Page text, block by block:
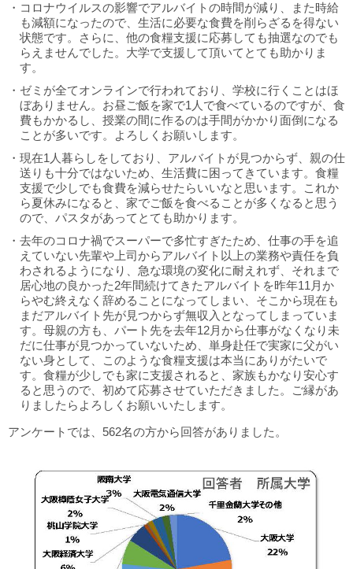
・コロナウイルスの影響でアルバイトの時間が減り、また時給
も減額になったので、生活に必要な食費を削らざるを得ない
状態です。さらに、他の食糧支援に応募しても抽選なのでも
らえませんでした。大学で支援して頂いてとても助かりま
す。
・ゼミが全てオンラインで行われており、学校に行くことはほ
ぼありません。お昼ご飯を家で1人で食べているのですが、食
費もかかるし、授業の間に作るのは手間がかかり面倒になる
ことが多いです。よろしくお願いします。
・現在1人暮らしをしており、アルバイトが見つからず、親の仕
送りも十分ではないため、生活費に困ってきています。食糧
支援で少しでも食費を減らせたらいいなと思います。これか
ら夏休みになると、家でご飯を食べることが多くなると思う
ので、パスタがあってとても助かります。
・去年のコロナ禍でスーパーで多忙すぎたため、仕事の手を追
えていない先輩や上司からアルバイト以上の業務や責任を負
わされるようになり、急な環境の変化に耐えれず、それまで
居心地の良かった2年間続けてきたアルバイトを昨年11月か
らやむ終えなく辞めることになってしまい、そこから現在も
まだアルバイト先が見つからず無収入となってしまっていま
す。母親の方も、パート先を去年12月から仕事がなくなり未
だに仕事が見つかっていないため、単身赴任で実家に父がい
ない身として、このような食糧支援は本当にありがたいで
す。食糧が少しでも家に支援されると、家族もかなり安心す
ると思うので、初めて応募させていただきました。ご縁があ
りましたらよろしくお願いいたします。
アンケートでは、562名の方から回答がありました。